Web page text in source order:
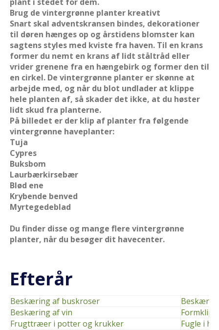
plant i stedet for dem.
Brug de vintergrønne planter kreativt
Snart skal adventskransen bindes, dekorationer
til døren hænges op og årstidens blomster kan
sagtens styles med kviste fra haven. Til en krans
former du nemt en krans af lidt ståltråd eller
vrider grenene fra en hængebirk og former den til
en cirkel. De vintergrønne planter er skønne at
arbejde med, og når du blot undlader at klippe
hele planten af, så skader det ikke, at du høster
lidt skud fra planterne.
På billedet er der klip af planter fra følgende
vintergrønne haveplanter:
Tuja
Cypres
Buksbom
Laurbærkirsebær
Blød ene
Krybende benved
Myrtegedeblad
Du finder disse og mange flere vintergrønne
planter, når du besøger dit havecenter.
Efterår
Beskæring af buskroser
Beskæring af vin
Frugttræer i potter og krukker
Fugle i